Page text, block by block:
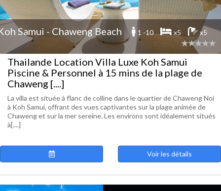
Samui - Chaweng Beach 1 -10 x5 x5
Thailande Location Villa Luxe Koh Samui
Piscine & Personnel à 15 mins de la plage de
Chaweng [....]
La villa est située à flanc de colline dans le quartier de Chaweng Noi
à Koh Samui, offrant des vues captivantes sur la plage animée de
Chaweng et sur la mer sereine. Les environs sont idéalement situés
à[....]
Voir les détails